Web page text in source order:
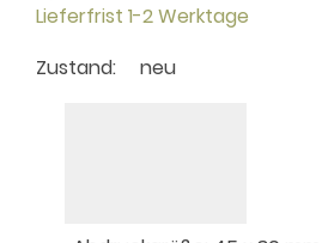
Lieferfrist 1-2 Werktage
Zustand:
neu